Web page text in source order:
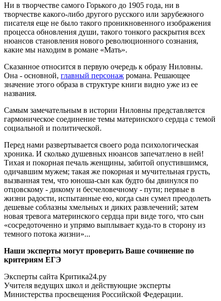
Ни в творчестве самого Горького до 1905 года, ни в
творчестве какого-либо другого русского или зарубежного
писателя еще не было такого проникновенного изображения
процесса обновления души, такого тонкого раскрытия всех
нюансов становления нового революционного сознания,
какие мы находим в романе «Мать».
Сказанное относится в первую очередь к образу Ниловны.
Она - основной, главный персонаж романа. Решающее
значение этого образа в структуре книги видно уже из ее
названия.
Самым замечательным в истории Ниловны представляется
гармоническое соединение темы материнского сердца с темой
социальной и политической.
Перед нами развертывается своего рода психологическая
хроника. И сколько душевных нюансов запечатлено в ней!
Тихая и покорная печаль женщины, забитой опустившимся,
одичавшим мужем; такая же покорная и мучительная грусть,
вызванная тем, что юноша-сын как будто бы двинулся по
отцовскому - дикому и бесчеловечному - пути; первые в
жизни радости, испытанные ею, когда сын сумел преодолеть
дешевые соблазны хмельных и диких развлечений; затем
новая тревога материнского сердца при виде того, что сын
«сосредоточенно и упрямо выплывает куда-то в сторону из
темного потока жизни»...
Наши эксперты могут проверить Ваше сочинение по
критериям ЕГЭ
Эксперты сайта Критика24.ру
Учителя ведущих школ и действующие эксперты
Министерства просвещения Российской Федерации.